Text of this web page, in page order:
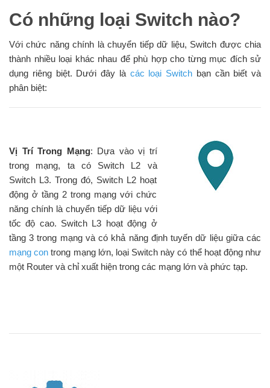
Có những loại Switch nào?
Với chức năng chính là chuyển tiếp dữ liệu, Switch được chia
thành nhiều loại khác nhau để phù hợp cho từng mục đích sử
dụng riêng biệt. Dưới đây là các loại Switch bạn cần biết và
phân biệt:
Vị Trí Trong Mạng: Dựa vào vị trí
trong mạng, ta có Switch L2 và
Switch L3. Trong đó, Switch L2 hoạt
động ở tầng 2 trong mạng với chức
năng chính là chuyển tiếp dữ liệu với
tốc độ cao. Switch L3 hoạt động ở
tầng 3 trong mạng và có khả năng định tuyến dữ liệu giữa các
mạng con trong mạng lớn, loại Switch này có thể hoạt động như
một Router và chỉ xuất hiện trong các mạng lớn và phức tạp.